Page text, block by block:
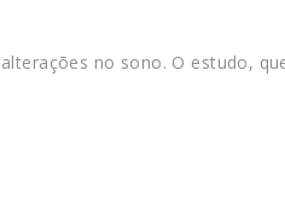
no sono. O estudo,